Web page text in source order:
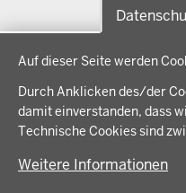
Auf dieser Seite werden
Durch Anklicken des/der
damit einverstanden, dass
Technische Cookies sind
Weitere Informationen
der
Fußzeile
THEMEN
Bauen, Planen und Verkehr
Bildung, Schule und Sport
Regionalplanung und
IM FOKUS
Energiewende AG
Zusammenarbeit mit den
BEZIRKSREGIERUNG